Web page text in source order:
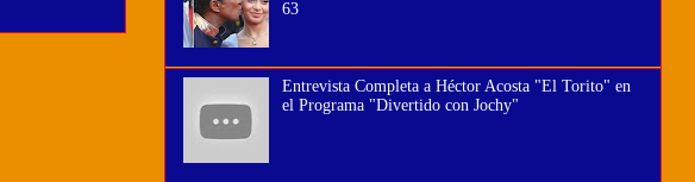
63
Entrevista Completa a Héctor Acosta "El Torito" en
el Programa "Divertido con Jochy"